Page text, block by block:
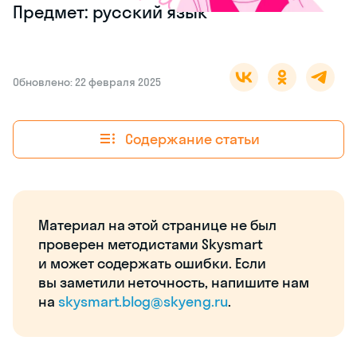
Предмет: русский язык
Обновлено: 22 февраля 2025
Содержание статьи
Материал на этой странице не был
проверен методистами Skysmart
и может содержать ошибки. Если
вы заметили неточность, напишите нам
на skysmart.blog@skyeng.ru.